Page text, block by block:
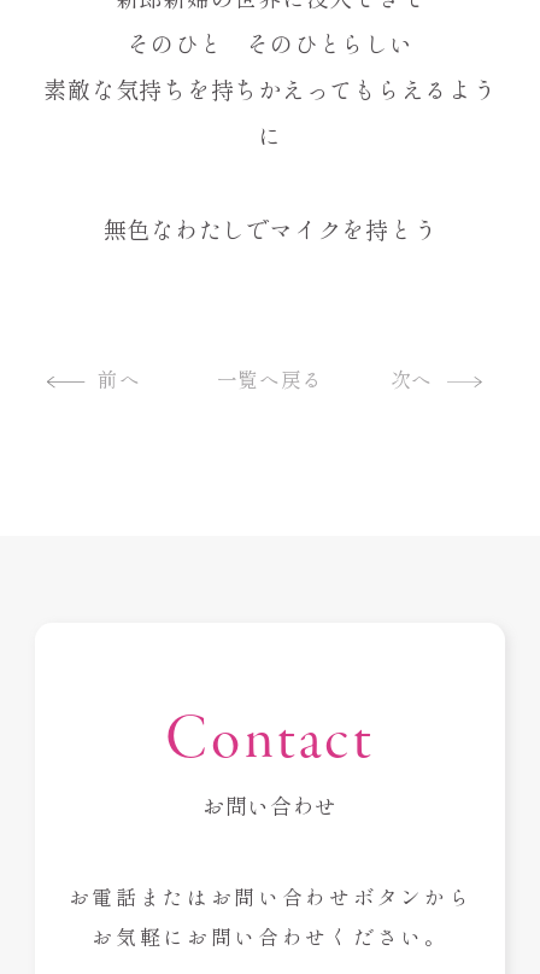
そのひと そのひとらしい
素敵な気持ちを持ちかえってもらえるよう
に
無色なわたしでマイクを持とう
前へ 一覧へ戻る 次へ
Contact
お問い合わせ
お電話またはお問い合わせボタンから
お気軽にお問い合わせください。